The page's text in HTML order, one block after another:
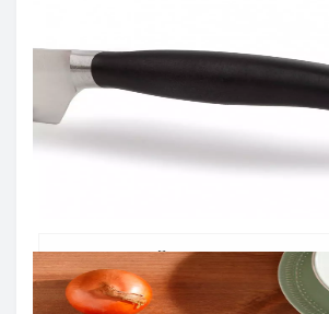
Швидка доставка
Доставка протягом 1-3 днів по
Гарантія якості
Купуй в кредит
Оплата частинами або миттєва
від ПриватБанку